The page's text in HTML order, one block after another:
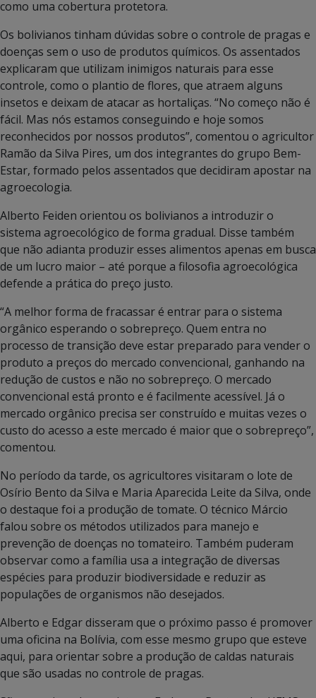
como uma cobertura protetora.
Os bolivianos tinham dúvidas sobre o controle de pragas e
doenças sem o uso de produtos químicos. Os assentados
explicaram que utilizam inimigos naturais para esse
controle, como o plantio de flores, que atraem alguns
insetos e deixam de atacar as hortaliças. “No começo não é
fácil. Mas nós estamos conseguindo e hoje somos
reconhecidos por nossos produtos”, comentou o agricultor
Ramão da Silva Pires, um dos integrantes do grupo Bem-
Estar, formado pelos assentados que decidiram apostar na
agroecologia.
Alberto Feiden orientou os bolivianos a introduzir o
sistema agroecológico de forma gradual. Disse também
que não adianta produzir esses alimentos apenas em busca
de um lucro maior – até porque a filosofia agroecológica
defende a prática do preço justo.
“A melhor forma de fracassar é entrar para o sistema
orgânico esperando o sobrepreço. Quem entra no
processo de transição deve estar preparado para vender o
produto a preços do mercado convencional, ganhando na
redução de custos e não no sobrepreço. O mercado
convencional está pronto e é facilmente acessível. Já o
mercado orgânico precisa ser construído e muitas vezes o
custo do acesso a este mercado é maior que o sobrepreço”,
comentou.
No período da tarde, os agricultores visitaram o lote de
Osírio Bento da Silva e Maria Aparecida Leite da Silva, onde
o destaque foi a produção de tomate. O técnico Márcio
falou sobre os métodos utilizados para manejo e
prevenção de doenças no tomateiro. Também puderam
observar como a família usa a integração de diversas
espécies para produzir biodiversidade e reduzir as
populações de organismos não desejados.
Alberto e Edgar disseram que o próximo passo é promover
uma oficina na Bolívia, com esse mesmo grupo que esteve
aqui, para orientar sobre a produção de caldas naturais
que são usadas no controle de pragas.